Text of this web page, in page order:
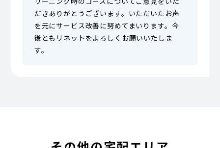
だきありがとうございます。いただいたお声
を元にサービス改善に努めてまいります。今
後ともリネットをよろしくお願いいたしま
す。